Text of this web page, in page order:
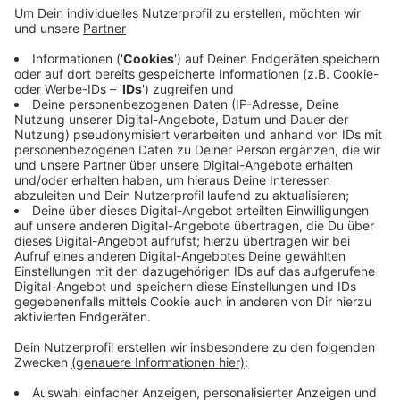
Anzeige
An der Ampel zwischen Kölner Straße und Steinstraße
wollte die Frau die Fahrbahn überqueren, als sie von
einem 88-jährigen Autofahrer aus Bergisch Gladbach
erfasst wurde. Die Rösratherin kam mit schweren
Verletzungen ins Krankenhaus. Nach ersten
Erkenntnissen der Polizei fuhr der Mann wohl über
Rot.
Anzeige
Anzeige